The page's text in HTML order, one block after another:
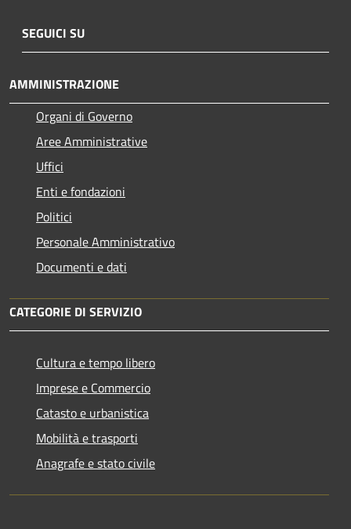
SEGUICI SU
AMMINISTRAZIONE
Organi di Governo
Aree Amministrative
Uffici
Enti e fondazioni
Politici
Personale Amministrativo
Documenti e dati
CATEGORIE DI SERVIZIO
Cultura e tempo libero
Imprese e Commercio
Catasto e urbanistica
Mobilità e trasporti
Anagrafe e stato civile